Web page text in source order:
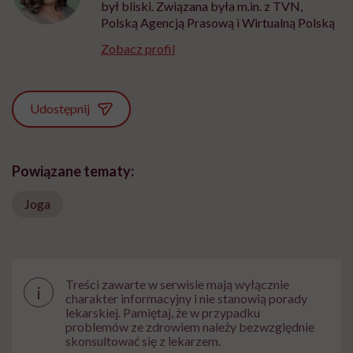
był bliski. Związana była m.in. z TVN,
Polską Agencją Prasową i Wirtualną Polską
Zobacz profil
Udostępnij
Powiązane tematy:
Joga
i
Treści zawarte w serwisie mają wyłącznie
charakter informacyjny i nie stanowią porady
lekarskiej. Pamiętaj, że w przypadku
problemów ze zdrowiem należy bezwzględnie
skonsultować się z lekarzem.